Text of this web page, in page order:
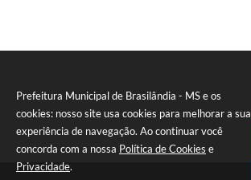
Prefeitura Municipal de Brasilândia - MS e os
cookies: nosso site usa cookies para melhorar a sua
experiência de navegação. Ao continuar você
concorda com a nossa Política de Cookies e
Privacidade.